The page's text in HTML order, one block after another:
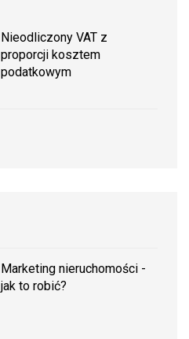
Nieodliczony VAT z
proporcji kosztem
podatkowym
Marketing nieruchomości -
jak to robić?